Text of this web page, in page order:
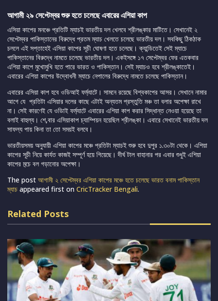
আগামী ২৯ সেপ্টেম্বর শুরু হতে চলেছে এবারের এশিয়া কাপ
এসিয়া কাপের মনঞ্চে প্রতিটি ম্যাচই ভারতীয় দল খেলবে শ্রীলঙ্কার মাটিতে। সেখানেই ২
সেপ্টেম্বর পাকিস্তানের বিরুদ্ধে প্রতম ম্যাচ খেলতে চলেছে ভারতীয় দল। সবকিছু ঠিকঠাক
চললে এই সপ্তাহেই এসিয়া কাপের সূচী ঘোষণা হতে চলেছে। ক্যান্ডিতেই সেই ম্যাচে
পাকিস্তানের বিরুদ্ধে নামতে চলেছে ভারতীয় দল। একইসঙ্গে ১৭ সেপ্টেম্বর ফের এতকবার
এশিয়া কাপে মুখোমুখি হতে পারে ভারত ও পাকিস্তান। সেই ম্যাচও হবে শ্রীলঙ্কাতেই।
এবারের এশিয়া কাপের উদ্বোধনী ম্যাচে নেপালের বিরুদ্ধে নামতে চলেছে পাকিস্তান।
এবারের এসিয়া কাপ হবে ওডিআই ফর্ম্যাটে। সামনে রয়েছে বিশ্বকাপের আসর। সেখানে নামার
আগে যে প্রতিটা এসিয়ার দলের কাছে এটাই অন্যতম প্রস্তুতি মঞ্চ তা বলার অপেক্ষা রাখে
না। সেই কারণেই যে ওডিাই ফর্ম্যাটে এবারের এশিয়া কাপ করার সিদ্ধান্ত নেওয়া হয়েছে তা
বলাই বাহুল্য। শে,বার এসিয়াকাপ চ্যাম্পিয়ন হয়েছিল শ্রীলঙ্কা। এবারে সেখানেই ভারতীয় দল
সাফল্য পায় কিনা তা তো সময়ই বলবে।
ভারতীয়সময় অনুযায়ী এশিয়া কাপের মঞ্চে প্রতিটা ম্যাচই শুরু হবে দুপুর ১.৩০টা থেকে। এশিয়া
কাপের সূচী নিয়ে কার্যত কাজই সম্পূর্ণ হয়ে গিয়েছে। দীর্ঘ টাল বাহানার পর এবার শুধুই এশিয়া
কাপের ম়্চে বল গড়ানোর অপেক্ষা।
The post আগামী ২ সেপ্টেম্বর এশিয়া কাপের মঞ্চে হতে চলেছে ভারত বনাম পাকিস্তান
ম্যাচ appeared first on CricTracker Bengali.
Related Posts